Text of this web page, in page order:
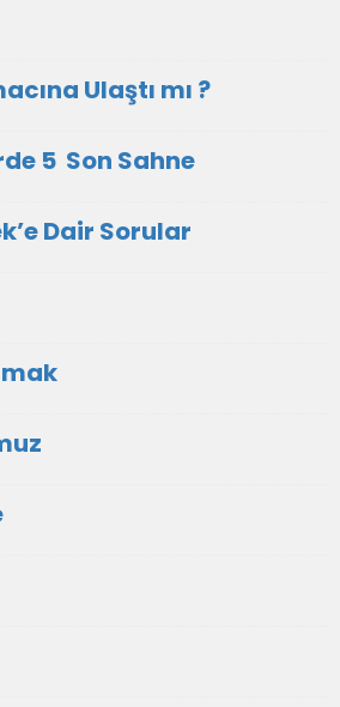
Ulaştı mı ?
5 Son Sahne
Dair Sorular